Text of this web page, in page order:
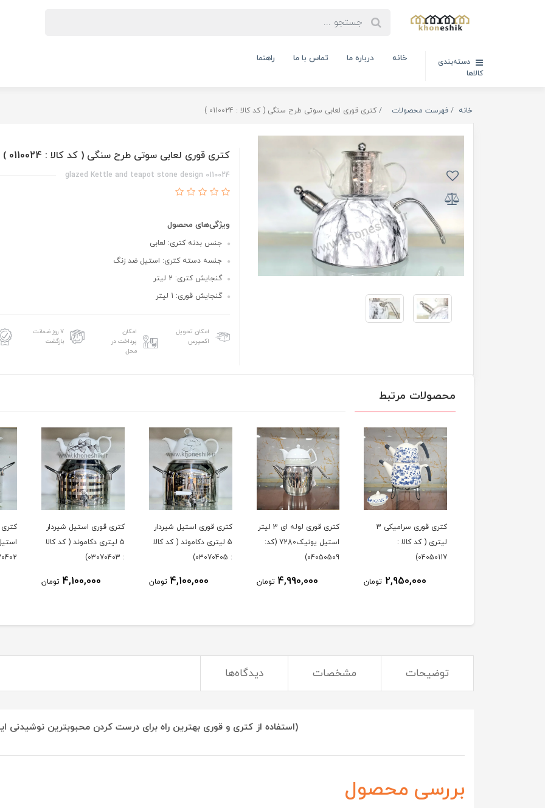
دسته‌بندی
کالاها
خانه درباره ما تماس با ما راهنما
خانه فهرست محصولات کتری قوری لعابی سوتی طرح سنگی ( کد کالا : 0110024 )
کتری قوری لعابی سوتی طرح سنگی ( کد کالا : 0110024 )
glazed Kettle and teapot stone design 0110024
ویژگی‌های محصول
جنس بدنه کتری: لعابی
جنسه دسته کتری: استیل ضد زنگ
گنجایش کتری: 2 لیتر
گنجایش قوری: 1 لیتر
امکان تحویل
اکسپرس
امکان
پرداخت در
محل
۷ روز ضمانت
بازگشت
محصولات مرتبط
کتری قوری سرامیکی 3
لیتری ( کد کالا :
04050117)
2,950,000 تومان
کتری قوری لوله ای 3 لیتر
استیل یونیک7280 (کد:
04050509)
4,990,000 تومان
کتری قوری استیل شیردار
5 لیتری دکاموند ( کد کالا
: 03070405)
4,100,000 تومان
کتری قوری استیل شیردار
5 لیتری دکاموند ( کد کالا
: 03070403)
4,100,000 تومان
توضیحات مشخصات دیدگاه‌ها
(استفاده از کتری و قوری بهترین راه برای درست کردن محبوبترین نوشیدنی
بررسی محصول